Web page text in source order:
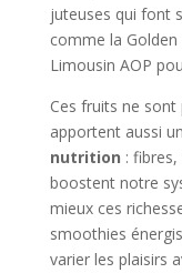
juteuses qui font
comme la
Limousin AOP
Ces fruits ne sont
apportent aussi
nutrition :
boostent notre
mieux ces
smoothies
varier les plaisirs